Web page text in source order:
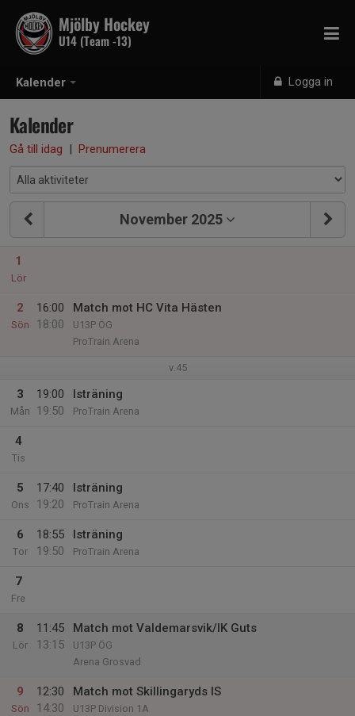
Kalender Logga in
Mjölby Hockey
U14 (Team -13)
Kalender
Gå till idag | Prenumerera
November 2025
1
Lör
2
Sön
16:00
18:00
Match mot HC Vita Hästen
U13P ÖG
ProTrain Arena
v.45
3
Mån
19:00
19:50
Isträning
ProTrain Arena
4
Tis
5
Ons
17:40
19:20
Isträning
ProTrain Arena
6
Tor
18:55
19:50
Isträning
ProTrain Arena
7
Fre
8
Lör
11:45
13:15
Match mot Valdemarsvik/IK Guts
U13P ÖG
Arena Grosvad
9
Sön
12:30
14:30
Match mot Skillingaryds IS
U13P Division 1A